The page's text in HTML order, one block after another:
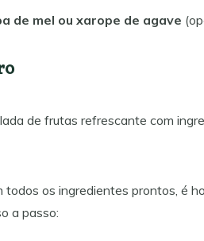
de mel ou xarope de agave
todos os ingredientes prontos, é
a passo: